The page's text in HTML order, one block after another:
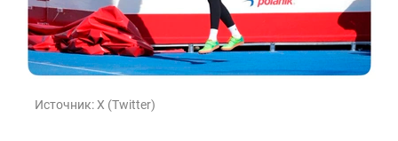
Источник:X (Twitter)